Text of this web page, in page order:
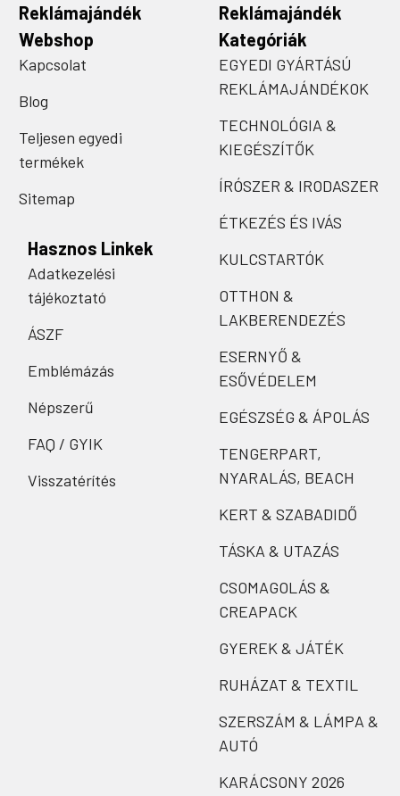
Reklámajándék
Webshop
Kapcsolat
Blog
Teljesen egyedi
termékek
Sitemap
Hasznos Linkek
Adatkezelési
tájékoztató
ÁSZF
Emblémázás
Népszerű
FAQ / GYIK
Visszatérítés
Reklámajándék
Kategóriák
EGYEDI GYÁRTÁSÚ
REKLÁMAJÁNDÉKOK
TECHNOLÓGIA &
KIEGÉSZÍTŐK
ÍRÓSZER & IRODASZER
ÉTKEZÉS ÉS IVÁS
KULCSTARTÓK
OTTHON &
LAKBERENDEZÉS
ESERNYŐ &
ESŐVÉDELEM
EGÉSZSÉG & ÁPOLÁS
TENGERPART,
NYARALÁS, BEACH
KERT & SZABADIDŐ
TÁSKA & UTAZÁS
CSOMAGOLÁS &
CREAPACK
GYEREK & JÁTÉK
RUHÁZAT & TEXTIL
SZERSZÁM & LÁMPA &
AUTÓ
KARÁCSONY 2026